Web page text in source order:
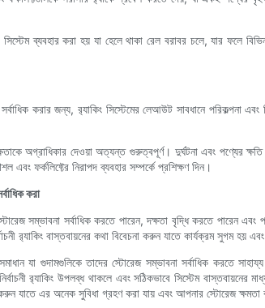
ব্যবহার করা হয় যা হেলে থাকা রেল বরাবর চলে, যার ফলে
সর্বাধিক করার জন্য, র‍্যাকিং সিস্টেমের লেআউট সাবধানে
অগ্রাধিকার দেওয়া অত্যন্ত গুরুত্বপূর্ণ। দুর্ঘটনা এবং পণ্যের
এবং ফর্কলিফ্টের নিরাপদ ব্যবহার সম্পর্কে প্রশিক্ষণ দিন।
করা
সম্ভাবনা সর্বাধিক করতে পারেন, দক্ষতা বৃদ্ধি করতে পারেন
র‍্যাকিং বাস্তবায়নের কথা বিবেচনা করুন যাতে কার্যক্রম সুগম হয়
যা গুদামগুলিকে তাদের স্টোরেজ সম্ভাবনা সর্বাধিক করতে
র‍্যাকিং উপলব্ধ থাকলে এবং সঠিকভাবে সিস্টেম
করুন যাতে এর অনেক সুবিধা গ্রহণ করা যায় এবং আপনার স্টোরেজ ক্ষমতা